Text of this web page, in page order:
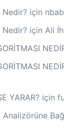
Nedir? için
Nedir? için Ali
YARAR? için